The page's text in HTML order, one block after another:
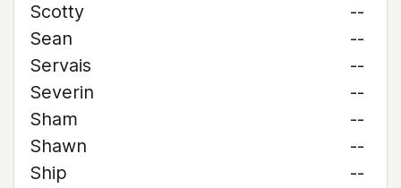
Scotty
--
Sean
--
Servais
--
Severin
--
Sham
--
Shawn
--
Ship
--